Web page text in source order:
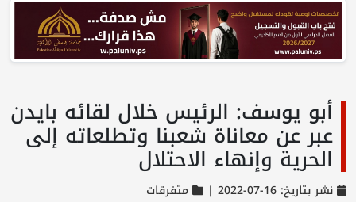
أبو يوسف: الرئيس خلال لقائه بايدن
عبر عن معاناة شعبنا وتطلعاته إلى
الحرية وإنهاء الاحتلال
نشر بتاريخ: 16-07-2022 | متفرقات